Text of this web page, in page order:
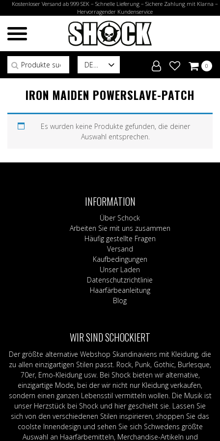
Kostenloser Versand ab 999 SEK – Schnelle Lieferung – Sichere Zahlung mit Klarna –
Hervorragender Kundenservice
DE
Suchen nach:
0
IRON MAIDEN POWERSLAVE-PATCH
Es wurden keine Produkte gefunden, die deiner
Auswahl entsprechen.
INFORMATION
Über Schock
Arbeiten Sie mit uns zusammen
Häufig gestellte Fragen
Versand
Kaufbedingungen
Unser Laden
Datenschutzrichtlinie
Haarfärbeanleitung
Blog
WIR SIND SCHOCKIERT
Der größte alternative Webshop Skandinaviens mit Kleidung, die
zu allen einzigartigen Stilen passt. Rock, Punk, Gothic, Burlesque,
70er, Emo-Kleidung usw. Bei Shock bieten wir alternative,
einzigartige Mode, bei der wir nicht nur Kleidung verkaufen,
sondern einen ganzen Lebensstil vermitteln wollen. Die Musik ist
unser Herzstück bei Shock und hier geschieht sie. Lassen Sie
sich von den verschiedenen Stilen inspirieren, shoppen Sie das
coolste Innendesign und sehen Sie sich Schwedens größte
Auswahl an Haarfärbemitteln, Merchandise-Artikeln und